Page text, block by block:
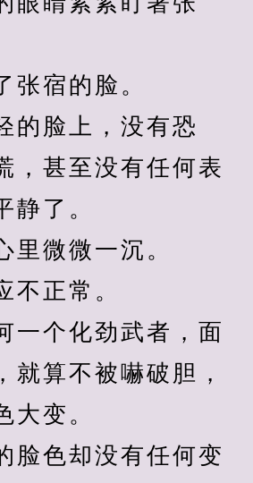
宿的脸。
脸上，没有恐
，甚至没有任何表
静了。
微微一沉。
正常。
个化劲武者，面
就算不被嚇破胆，
大变。
色却没有任何变